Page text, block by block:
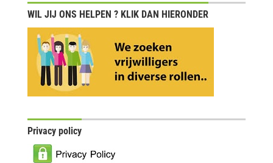
WIL JIJ ONS HELPEN ? KLIK DAN HIERONDER
Privacy policy